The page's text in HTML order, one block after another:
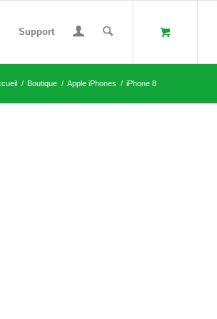
Support
/ Boutique / Apple iPhones / iPhone 8